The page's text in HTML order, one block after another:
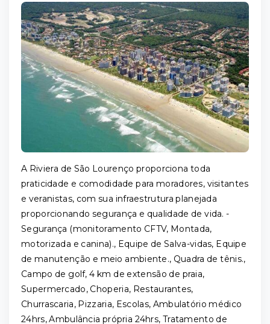
A Riviera de São Lourenço proporciona toda
praticidade e comodidade para moradores, visitantes
e veranistas, com sua infraestrutura planejada
proporcionando segurança e qualidade de vida. -
Segurança (monitoramento CFTV, Montada,
motorizada e canina)., Equipe de Salva-vidas, Equipe
de manutenção e meio ambiente., Quadra de tênis.,
Campo de golf, 4 km de extensão de praia,
Supermercado, Choperia, Restaurantes,
Churrascaria, Pizzaria, Escolas, Ambulatório médico
24hrs, Ambulância própria 24hrs, Tratamento de